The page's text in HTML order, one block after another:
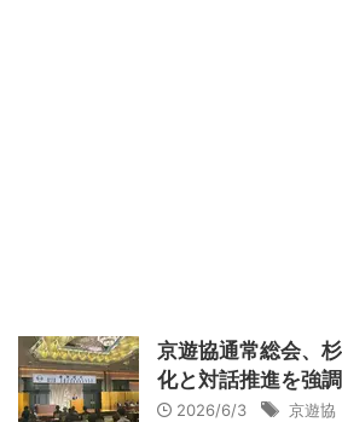
京遊協通常総会、
化と対話推進を強調
2026/6/3 京遊協